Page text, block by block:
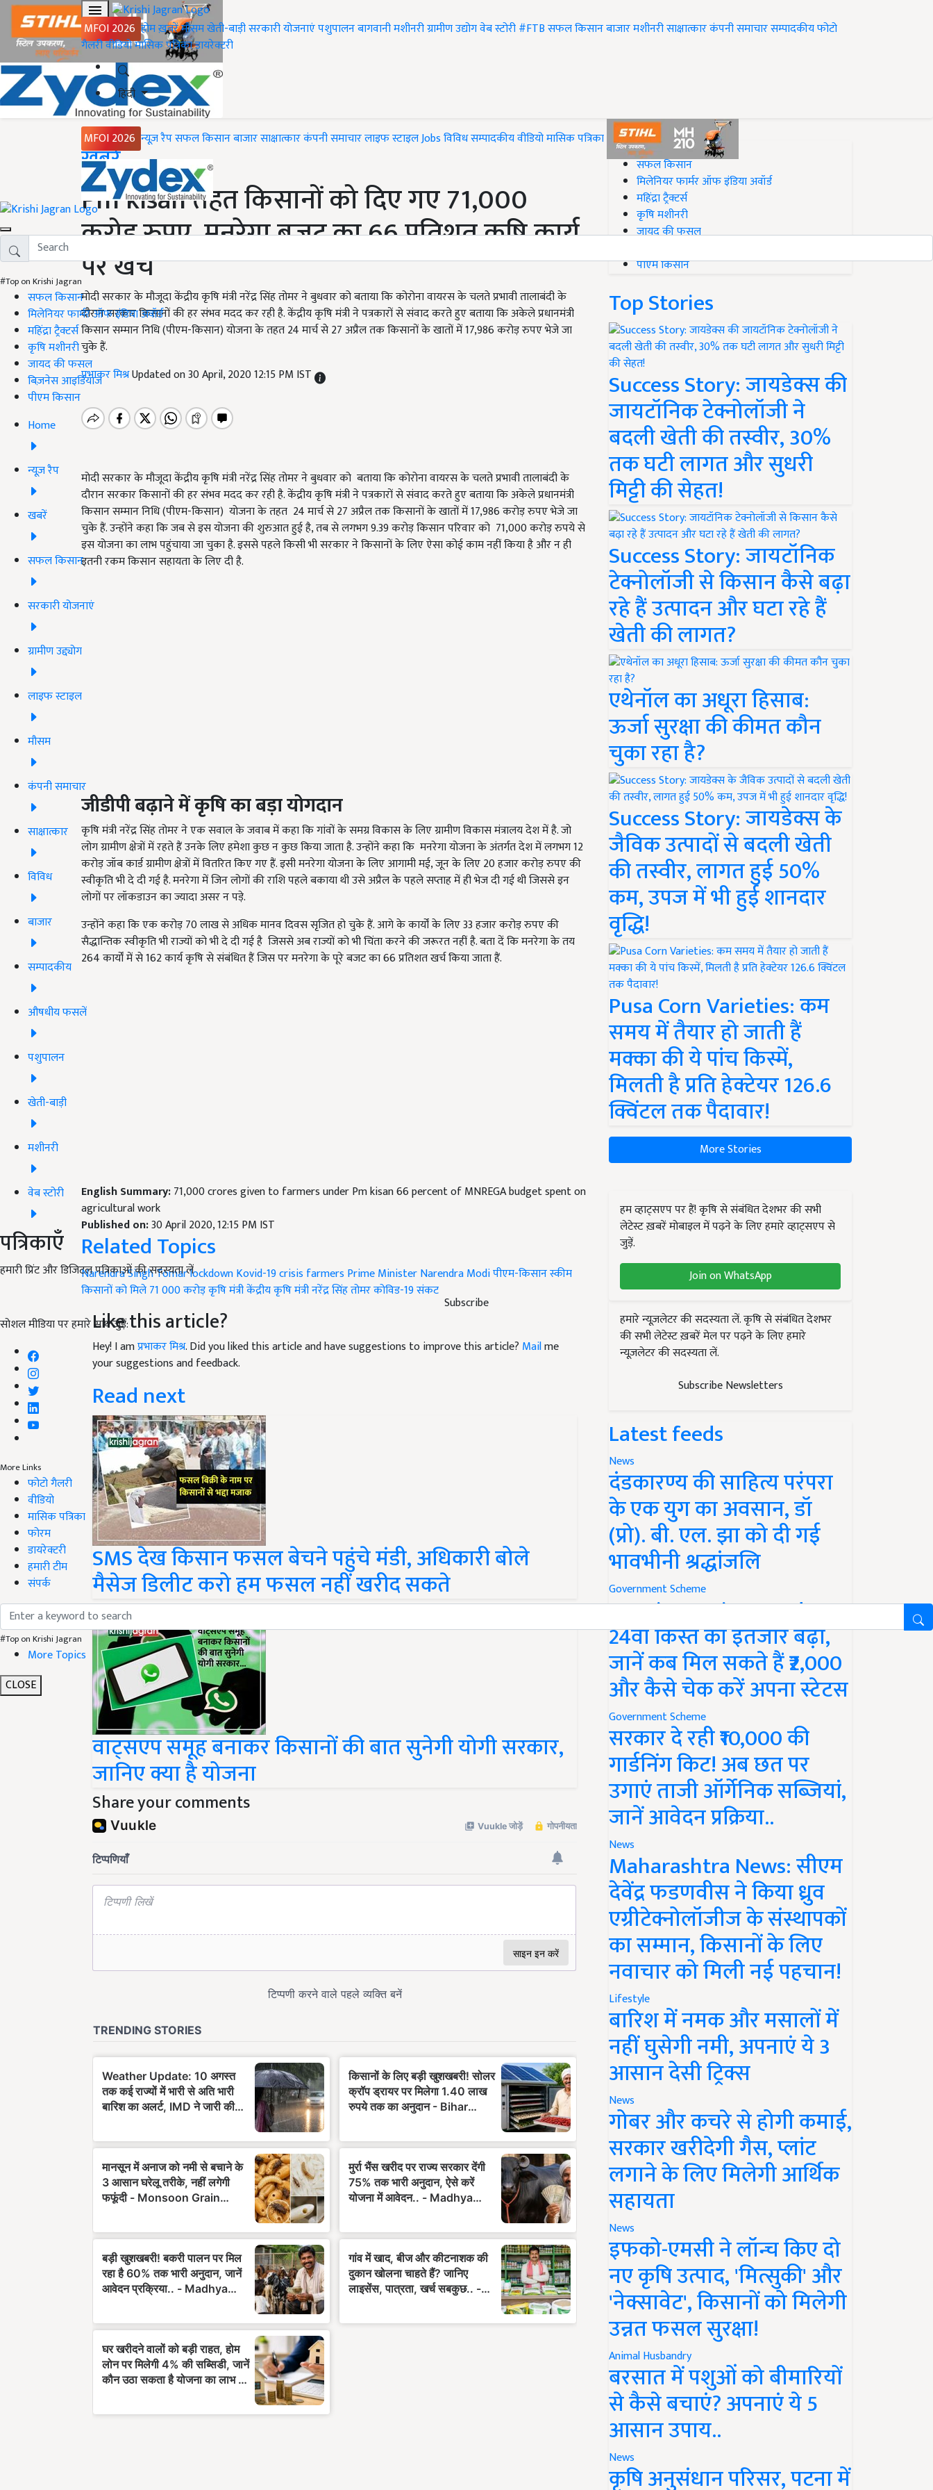
MFOI 2026 होमख़बरेंमौसमखेती-बाड़ीसरकारी योजनाएंपशुपालनबागवानीमशीनरीग्रामीण उद्योगवेब स्टोरी#FTBसफल किसानबाजारमशीनरीसाक्षात्कारकंपनी समाचारसम्पादकीयफोटो
गैलरीवीडियोमासिक पत्रिकाडायरेक्टरी
हिंदी
MFOI 2026 न्यूज़ रैपसफल किसानबाजारसाक्षात्कारकंपनी समाचारलाइफ स्टाइलJobsविविधसम्पादकीयवीडियोमासिक पत्रिका
#Top on Krishi Jagran
सफल किसान
मिलेनियर फार्मर ऑफ इंडिया अवॉर्ड
महिंद्रा ट्रैक्टर्स
कृषि मशीनरी
जायद की फसल
बिज़नेस आइडियाज
पीएम किसान
Home
न्यूज़ रैप
खबरें
सफल किसान
सरकारी योजनाएं
ग्रामीण उद्द्योग
लाइफ स्टाइल
मौसम
कंपनी समाचार
साक्षात्कार
विविध
बाजार
सम्पादकीय
औषधीय फसलें
पशुपालन
खेती-बाड़ी
मशीनरी
वेब स्टोरी
पत्रिकाएँ
हमारी प्रिंट और डिजिटल पत्रिकाओं की सदस्यता लें
Subscribe
सोशल मीडिया पर हमारे साथ जुड़ें:
More Links
फोटो गैलरी
वीडियो
मासिक पत्रिका
फोरम
डायरेक्टरी
हमारी टीम
संपर्क
#Top on Krishi Jagran
More Topics
CLOSE
Home
ख़बरें
Pm kisan तहत किसानों को दिए गए 71,000
करोड़ रुपए, मनरेगा बजट का 66 प्रतिशत कृषि कार्य
पर खर्च
मोदी सरकार के मौजूदा केंद्रीय कृषि मंत्री नरेंद्र सिंह तोमर ने बुधवार को बताया कि कोरोना वायरस के चलते प्रभावी तालाबंदी के
दौरान सरकार किसानों की हर संभव मदद कर रही है. केंद्रीय कृषि मंत्री ने पत्रकारों से संवाद करते हुए बताया कि अकेले प्रधानमंत्री
किसान सम्मान निधि (पीएम-किसान) योजना के तहत 24 मार्च से 27 अप्रैल तक किसानों के खातों में 17,986 करोड़ रुपए भेजे जा
चुके हैं.
प्रभाकर मिश्रUpdated on 30 April, 2020 12:15 PM IST
मोदी सरकार के मौजूदा केंद्रीय कृषि मंत्री नरेंद्र सिंह तोमर ने बुधवार को बताया कि कोरोना वायरस के चलते प्रभावी तालाबंदी के
दौरान सरकार किसानों की हर संभव मदद कर रही है. केंद्रीय कृषि मंत्री ने पत्रकारों से संवाद करते हुए बताया कि अकेले प्रधानमंत्री
किसान सम्मान निधि (पीएम-किसान) योजना के तहत 24 मार्च से 27 अप्रैल तक किसानों के खातों में 17,986 करोड़ रुपए भेजे जा
चुके हैं. उन्होंने कहा कि जब से इस योजना की शुरुआत हुई है, तब से लगभग 9.39 करोड़ किसान परिवार को 71,000 करोड़ रुपये से
इस योजना का लाभ पहुंचाया जा चुका है. इससे पहले किसी भी सरकार ने किसानों के लिए ऐसा कोई काम नहीं किया है और न ही
इतनी रकम किसान सहायता के लिए दी है.
जीडीपीबढ़ानेमेंकृषिकाबड़ायोगदान
कृषि मंत्री नरेंद्र सिंह तोमर ने एक सवाल के जवाब में कहा कि गांवों के समग्र विकास के लिए ग्रामीण विकास मंत्रालय देश में है. जो
लोग ग्रामीण क्षेत्रों में रहते हैं उनके लिए हमेशा कुछ न कुछ किया जाता है. उन्होंने कहा कि मनरेगा योजना के अंतर्गत देश में लगभग 12
करोड़ जॉब कार्ड ग्रामीण क्षेत्रों में वितरित किए गए हैं. इसी मनरेगा योजना के लिए आगामी मई, जून के लिए 20 हजार करोड़ रुपए की
स्वीकृति भी दे दी गई है. मनरेगा में जिन लोगों की राशि पहले बकाया थी उसे अप्रैल के पहले सप्ताह में ही भेज दी गई थी जिससे इन
लोगों पर लॉकडाउन का ज्यादा असर न पड़े.
उन्होंने कहा कि एक करोड़ 70 लाख से अधिक मानव दिवस सृजित हो चुके हैं. आगे के कार्यों के लिए 33 हजार करोड़ रुपए की
सैद्धान्तिक स्वीकृति भी राज्यों को भी दे दी गई है जिससे अब राज्यों को भी चिंता करने की जरूरत नहीं है. बता दें कि मनरेगा के तय
264 कार्यों में से 162 कार्य कृषि से संबंधित हैं जिस पर मनरेगा के पूरे बजट का 66 प्रतिशत खर्च किया जाता हैं.
English Summary:71,000 crores given to farmers under Pm kisan 66 percent of MNREGA budget spent on
agricultural work
Published on:30 April 2020, 12:15 PM IST
Related Topics
Narendra Singh TomarlockdownKovid-19 crisis farmers Prime Minister Narendra Modiपीएम-किसान स्कीम
किसानों को मिले 71000 करोड़कृषि मंत्रीकेंद्रीय कृषि मंत्री नरेंद्र सिंह तोमरकोविड-19 संकट
Like this article?
Hey! I amप्रभाकर मिश्र. Did you liked this article and have suggestions to improve this article? Mailme
your suggestions and feedback.
Read next
SMS देख किसान फसल बेचने पहुंचे मंडी, अधिकारी बोले
मैसेज डिलीट करो हम फसल नहीं खरीद सकते
वाट्सएप समूह बनाकर किसानों की बात सुनेगी योगी सरकार,
जानिए क्या है योजना
Share your comments
#Top on Krishi Jagran
सफल किसान
मिलेनियर फार्मर ऑफ इंडिया अवॉर्ड
महिंद्रा ट्रैक्टर्स
कृषि मशीनरी
जायद की फसल
पीएम किसान
Top Stories
Success Story: जायडेक्स की
जायटॉनिक टेक्नोलॉजी ने
बदली खेती की तस्वीर, 30%
तक घटी लागत और सुधरी
मिट्टी की सेहत!
Success Story: जायटॉनिक
टेक्नोलॉजी से किसान कैसे बढ़ा
रहे हैं उत्पादन और घटा रहे हैं
खेती की लागत?
एथेनॉल का अधूरा हिसाब:
ऊर्जा सुरक्षा की कीमत कौन
चुका रहा है?
Success Story: जायडेक्स के
जैविक उत्पादों से बदली खेती
की तस्वीर, लागत हुई 50%
कम, उपज में भी हुई शानदार
वृद्धि!
Pusa Corn Varieties: कम
समय में तैयार हो जाती हैं
मक्का की ये पांच किस्में,
मिलती है प्रति हेक्टेयर 126.6
क्विंटल तक पैदावार!
More Stories
हम व्हाट्सएप पर हैं! कृषि से संबंधित देशभर की सभी
लेटेस्ट ख़बरें मोबाइल में पढ़ने के लिए हमारे व्हाट्सएप से
जुड़ें.
Join on WhatsApp
हमारे न्यूज़लेटर की सदस्यता लें. कृषि से संबंधित देशभर
की सभी लेटेस्ट ख़बरें मेल पर पढ़ने के लिए हमारे
न्यूज़लेटर की सदस्यता लें.
Subscribe Newsletters
Latest feeds
News
दंडकारण्य की साहित्य परंपरा
के एक युग का अवसान, डॉ
(प्रो). बी. एल. झा को दी गई
भावभीनी श्रद्धांजलि
Government Scheme
PM Kisan Yojana Update:
24वीं किस्त का इंतजार बढ़ा,
जानें कब मिल सकते हैं ₹2,000
और कैसे चेक करें अपना स्टेटस
Government Scheme
सरकार दे रही ₹10,000 की
गार्डनिंग किट! अब छत पर
उगाएं ताजी ऑर्गेनिक सब्जियां,
जानें आवेदन प्रक्रिया..
News
Maharashtra News: सीएम
देवेंद्र फडणवीस ने किया ध्रुव
एग्रीटेक्नोलॉजीज के संस्थापकों
का सम्मान, किसानों के लिए
नवाचार को मिली नई पहचान!
Lifestyle
बारिश में नमक और मसालों में
नहीं घुसेगी नमी, अपनाएं ये 3
आसान देसी ट्रिक्स
News
गोबर और कचरे से होगी कमाई,
सरकार खरीदेगी गैस, प्लांट
लगाने के लिए मिलेगी आर्थिक
सहायता
News
इफको-एमसी ने लॉन्च किए दो
नए कृषि उत्पाद, 'मित्सुकी' और
'नेक्सावेट', किसानों को मिलेगी
उन्नत फसल सुरक्षा!
Animal Husbandry
बरसात में पशुओं को बीमारियों
से कैसे बचाएं? अपनाएं ये 5
आसान उपाय..
News
कृषि अनुसंधान परिसर, पटना में